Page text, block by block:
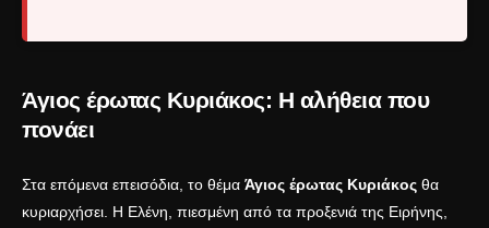
Άγιος έρωτας Κυριάκος: Η αλήθεια που
πονάει
Στα επόμενα επεισόδια, το θέμα Άγιος έρωτας Κυριάκος θα
κυριαρχήσει. Η Ελένη, πιεσμένη από τα προξενιά της Ειρήνης,